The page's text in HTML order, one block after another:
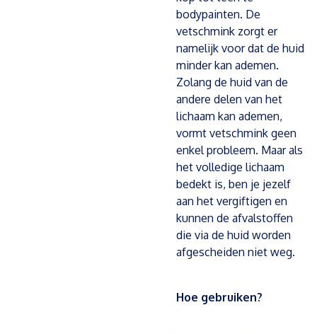
bodypainten. De
vetschmink zorgt er
namelijk voor dat de huid
minder kan ademen.
Zolang de huid van de
andere delen van het
lichaam kan ademen,
vormt vetschmink geen
enkel probleem. Maar als
het volledige lichaam
bedekt is, ben je jezelf
aan het vergiftigen en
kunnen de afvalstoffen
die via de huid worden
afgescheiden niet weg.
Hoe gebruiken?